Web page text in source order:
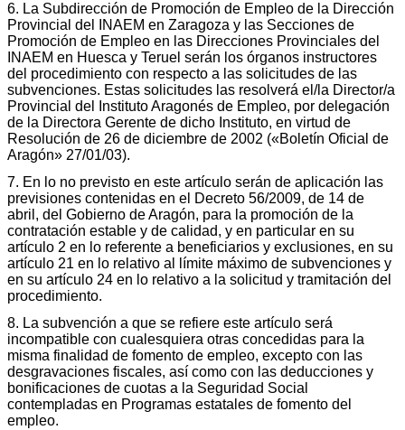
6. La Subdirección de Promoción de Empleo de la Dirección
Provincial del INAEM en Zaragoza y las Secciones de
Promoción de Empleo en las Direcciones Provinciales del
INAEM en Huesca y Teruel serán los órganos instructores
del procedimiento con respecto a las solicitudes de las
subvenciones. Estas solicitudes las resolverá el/la Director/a
Provincial del Instituto Aragonés de Empleo, por delegación
de la Directora Gerente de dicho Instituto, en virtud de
Resolución de 26 de diciembre de 2002 («Boletín Oficial de
Aragón» 27/01/03).
7. En lo no previsto en este artículo serán de aplicación las
previsiones contenidas en el Decreto 56/2009, de 14 de
abril, del Gobierno de Aragón, para la promoción de la
contratación estable y de calidad, y en particular en su
artículo 2 en lo referente a beneficiarios y exclusiones, en su
artículo 21 en lo relativo al límite máximo de subvenciones y
en su artículo 24 en lo relativo a la solicitud y tramitación del
procedimiento.
8. La subvención a que se refiere este artículo será
incompatible con cualesquiera otras concedidas para la
misma finalidad de fomento de empleo, excepto con las
desgravaciones fiscales, así como con las deducciones y
bonificaciones de cuotas a la Seguridad Social
contempladas en Programas estatales de fomento del
empleo.